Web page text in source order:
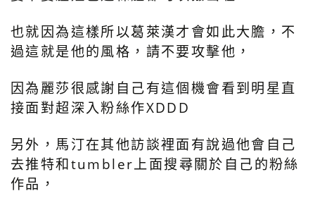
也就因為這樣所以葛萊漢才會如此大膽，不
過這就是他的風格，請不要攻擊他，
因為麗莎很感謝自己有這個機會看到明星直
接面對超深入粉絲作XDDD
另外，馬汀在其他訪談裡面有說過他會自己
去推特和tumbler上面搜尋關於自己的粉絲
作品，